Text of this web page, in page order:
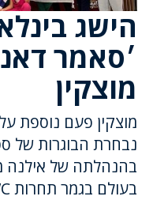
הישג
׳סאמר
מוצקין
מוצקין פעם נוספת
נבחרת הבוגרות של
בהנהלתה של אילנה
בעולם בגמר תחרות DWC.